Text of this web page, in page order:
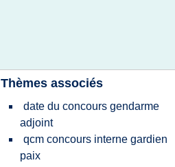
Thèmes associés
date du concours gendarme
adjoint
qcm concours interne gardien
paix